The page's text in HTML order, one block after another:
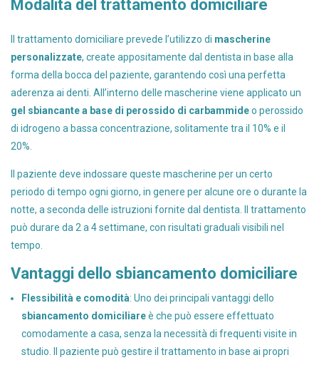
Modalità del trattamento domiciliare
Il trattamento domiciliare prevede l’utilizzo di mascherine
personalizzate, create appositamente dal dentista in base alla
forma della bocca del paziente, garantendo così una perfetta
aderenza ai denti. All’interno delle mascherine viene applicato un
gel sbiancante a base di perossido di carbammideo perossido
di idrogeno a bassa concentrazione, solitamente tra il 10% e il
20%.
Il paziente deve indossare queste mascherine per un certo
periodo di tempo ogni giorno, in genere per alcune ore o durante la
notte, a seconda delle istruzioni fornite dal dentista. Il trattamento
può durare da 2 a 4 settimane, con risultati graduali visibili nel
tempo.
Vantaggi dello sbiancamento domiciliare
Flessibilità e comodità: Uno dei principali vantaggi dello
sbiancamento domiciliareè che può essere effettuato
comodamente a casa, senza la necessità di frequenti visite in
studio. Il paziente può gestire il trattamento in base ai propri